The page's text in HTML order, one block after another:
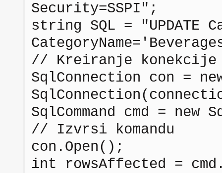
Security=SSPI";
string SQL = "UPDATE
// Kreiranje konekcije i
SqlConnection con =
SqlCommand cmd = new
// Izvrsi komandu
con.Open();
int rowsAffected =